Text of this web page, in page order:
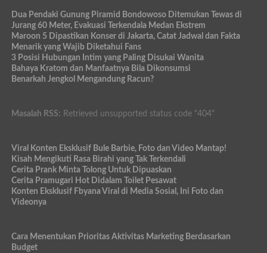
Dua Pendaki Gunung Piramid Bondowoso Ditemukan Tewas di
Jurang 60 Meter, Evakuasi Terkendala Medan Ekstrem
Maroon 5 Dipastikan Konser di Jakarta, Catat Jadwal dan Fakta
Menarik yang Wajib Diketahui Fans
3 Posisi Hubungan Intim yang Paling Disukai Wanita
Bahaya Kratom dan Manfaatnya Bila Dikonsumsi
Benarkah Jengkol Mengandung Racun?
Masalah RSS: Retrieved unsupported status code "404"
Viral Konten Eksklusif Bule Barbie, Foto dan Video Mantap!
Kisah Mengikuti Rasa Birahi yang Tak Terkendali
Cerita Prank Minta Tolong Untuk Dipuaskan
Cerita Pramugari Hot Didalam Toilet Pesawat
Konten Eksklusif Fbyana Viral di Media Sosial, Ini Foto dan
Videonya
Cara Menentukan Prioritas Aktivitas Marketing Berdasarkan
Budget